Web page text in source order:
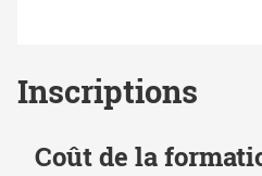
Inscriptions
Coût de la